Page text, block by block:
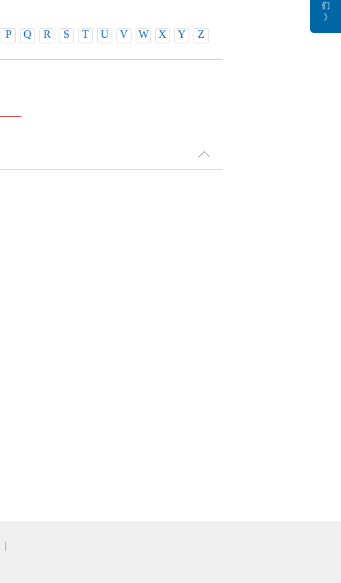
P Q R S T U V W X Y Z
们
》